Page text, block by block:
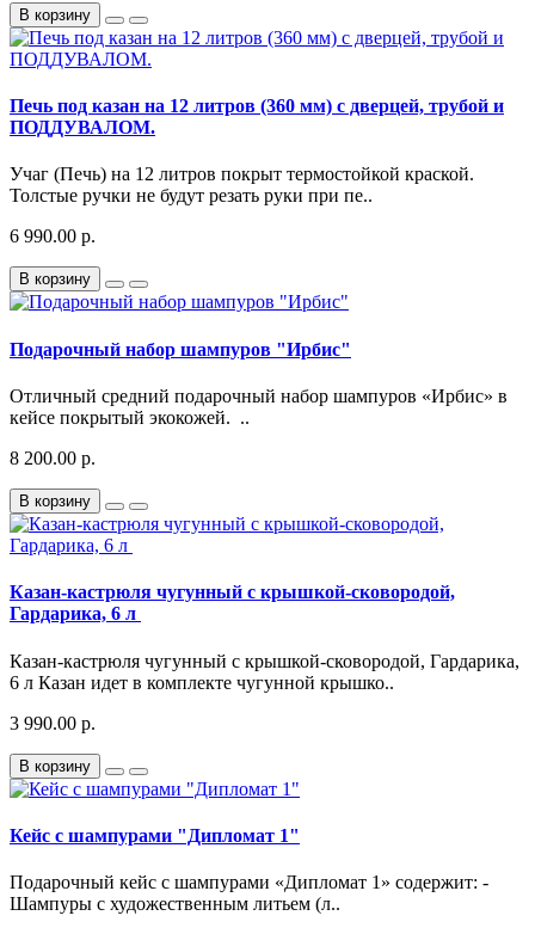
В корзину
Печь под казан на 12 литров (360 мм) с дверцей, трубой и
ПОДДУВАЛОМ.
Учаг (Печь) на 12 литров покрыт термостойкой краской.
Толстые ручки не будут резать руки при пе..
6 990.00 р.
В корзину
Подарочный набор шампуров "Ирбис"
Отличный средний подарочный набор шампуров «Ирбис» в
кейсе покрытый экокожей. ..
8 200.00 р.
В корзину
Казан-кастрюля чугунный с крышкой-сковородой,
Гардарика, 6 л
Казан-кастрюля чугунный с крышкой-сковородой, Гардарика,
6 л Казан идет в комплекте чугунной крышко..
3 990.00 р.
В корзину
Кейс с шампурами "Дипломат 1"
Подарочный кейс с шампурами «Дипломат 1» содержит: -
Шампуры с художественным литьем (л..